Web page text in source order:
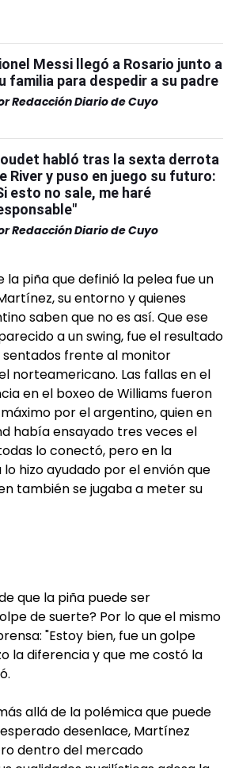
Messi llegó a Rosario junto a
familia para despedir a su padre
Redacción Diario de Cuyo
habló tras la sexta derrota
River y puso en juego su futuro:
esto no sale, me haré
Redacción Diario de Cuyo
la piña que definió la pelea fue un
su entorno y quienes
saben que no es así. Que ese
a un swing, fue el resultado
sentados frente al monitor
norteamericano. Las fallas en el
en el boxeo de Williams fueron
por el argentino, quien en
había ensayado tres veces el
lo conectó, pero en la
hizo ayudado por el envión que
también se jugaba a meter su
que la piña puede ser
de suerte? Por lo que el mismo
"Estoy bien, fue un golpe
la diferencia y que me costó la
allá de la polémica que puede
desenlace, Martínez
dentro del mercado